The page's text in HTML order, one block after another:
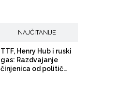
NAJČITANIJE
TTF, Henry Hub i ruski
gas: Razdvajanje
činjenica od političkih